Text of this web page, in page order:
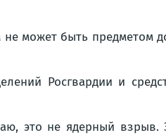
не может быть предметом
Росгвардии и
это не ядерный взрыв.